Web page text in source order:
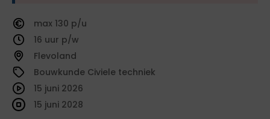
130
16
Flevoland
Bouwkunde Civiele techniek
15 juni 2026
15 juni 2028